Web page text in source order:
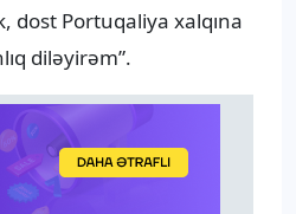
dost Portuqaliya xalqına
diləyirəm”.